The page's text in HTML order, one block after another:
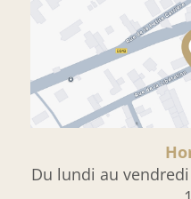
Du lundi au